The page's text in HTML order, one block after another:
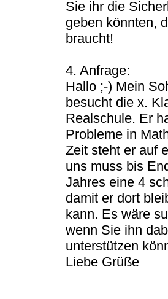
Sie ihr die
geben könnten,
braucht!
4. Anfrage:
Hallo ;-) Mein
besucht die x.
Realschule. Er
Probleme in
Zeit steht er auf
uns muss bis
Jahres eine 4
damit er dort
kann. Es wäre
wenn Sie ihn
unterstützen
Liebe Grüße